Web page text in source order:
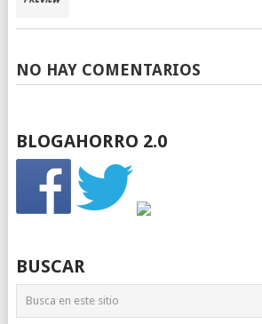
NO HAY COMENTARIOS
BLOGAHORRO 2.0
BUSCAR